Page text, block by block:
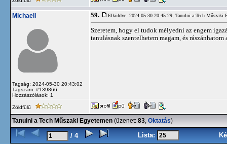
Michaell
Tagság: 2024-05-30 20:43:02
Tagszám: #139866
Hozzászólások: 1
59. Elküldve: 2024-05-30 20:45:29, Tanulni a Tech Műszaki
Szeretem, hogy el tudok mélyedni az engem
tanulásnak szentelhetem magam, és
Zöldfülű
Tanulni a Tech Műszaki Egyetemen (üzenet: 83, Oktatás)
/ 4 Lista: